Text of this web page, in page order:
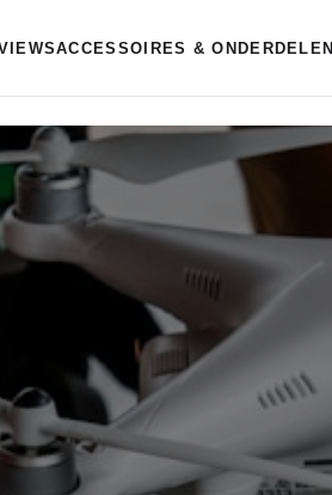
ACCESSOIRES & ONDERDELEN